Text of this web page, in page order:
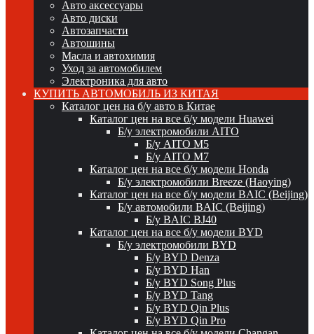
Авто аксессуары
Авто диски
Автозапчасти
Автошины
Масла и автохимия
Уход за автомобилем
Электроника для авто
КУПИТЬ АВТОМОБИЛЬ ИЗ КИТАЯ
Каталог цен на б/у авто в Китае
Каталог цен на все б/у модели Huawei
Б/у электромобили AITO
Б/у AITO M5
Б/у AITO M7
Каталог цен на все б/у модели Honda
Б/у электромобили Breeze (Haoying)
Каталог цен на все б/у модели BAIC (Beijing)
Б/у автомобили BAIC (Beijing)
Б/у BAIC BJ40
Каталог цен на все б/у модели BYD
Б/у электромобили BYD
Б/у BYD Denza
Б/у BYD Han
Б/у BYD Song Plus
Б/у BYD Tang
Б/у BYD Qin Plus
Б/у BYD Qin Pro